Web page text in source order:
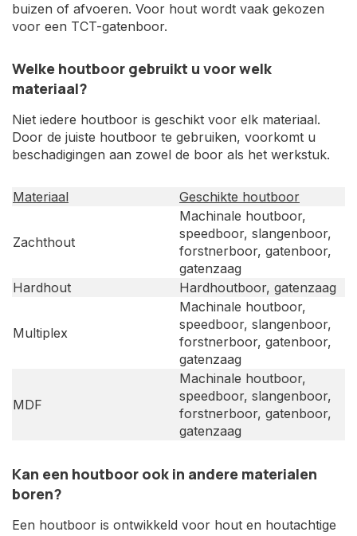
buizen of afvoeren. Voor hout wordt vaak gekozen
voor een TCT-gatenboor.
Welke houtboor gebruikt u voor welk
materiaal?
Niet iedere houtboor is geschikt voor elk materiaal.
Door de juiste houtboor te gebruiken, voorkomt u
beschadigingen aan zowel de boor als het werkstuk.
Materiaal Geschikte houtboor
Zachthout
Machinale houtboor,
speedboor, slangenboor,
forstnerboor, gatenboor,
gatenzaag
Hardhout
Hardhoutboor, gatenzaag
Multiplex
Machinale houtboor,
speedboor, slangenboor,
forstnerboor, gatenboor,
gatenzaag
MDF
Machinale houtboor,
speedboor, slangenboor,
forstnerboor, gatenboor,
gatenzaag
Kan een houtboor ook in andere materialen
boren?
Een houtboor is ontwikkeld voor hout en houtachtige